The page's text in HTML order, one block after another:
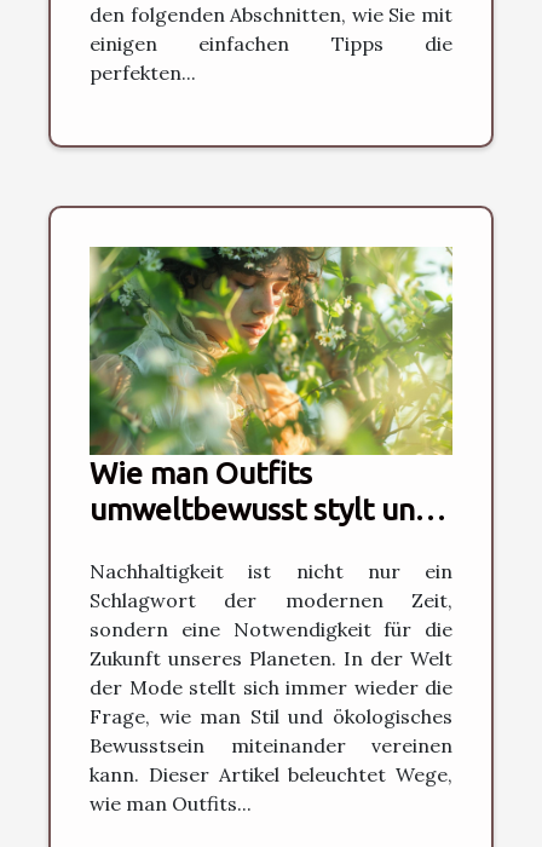
den folgenden Abschnitten, wie Sie mit
einigen einfachen Tipps die
perfekten...
Wie man Outfits
umweltbewusst stylt und
Nachhaltigkeit ist nicht nur ein
Schlagwort der modernen Zeit,
sondern eine Notwendigkeit für die
Zukunft unseres Planeten. In der Welt
der Mode stellt sich immer wieder die
Frage, wie man Stil und ökologisches
Bewusstsein miteinander vereinen
kann. Dieser Artikel beleuchtet Wege,
wie man Outfits...